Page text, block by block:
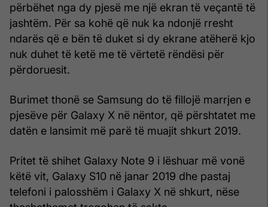
përbëhet nga dy pjesë me një ekran të veçantë të
jashtëm. Për sa kohë që nuk ka ndonjë rresht
ndarës që e bën të duket si dy ekrane atëherë kjo
nuk duhet të ketë me të vërtetë rëndësi për
përdoruesit.
Burimet thonë se Samsung do të fillojë marrjen e
pjesëve për Galaxy X në nëntor, që përshtatet me
datën e lansimit më parë të muajit shkurt 2019.
Pritet të shihet Galaxy Note 9 i lëshuar më vonë
këtë vit, Galaxy S10 në janar 2019 dhe pastaj
telefoni i palosshëm i Galaxy X në shkurt, nëse